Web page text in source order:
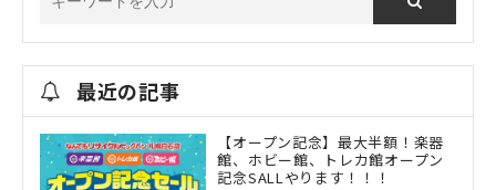
最近の記事
【オープン記念】最大半額！楽器
館、ホビー館、トレカ館オープン
記念SALLやります！！！